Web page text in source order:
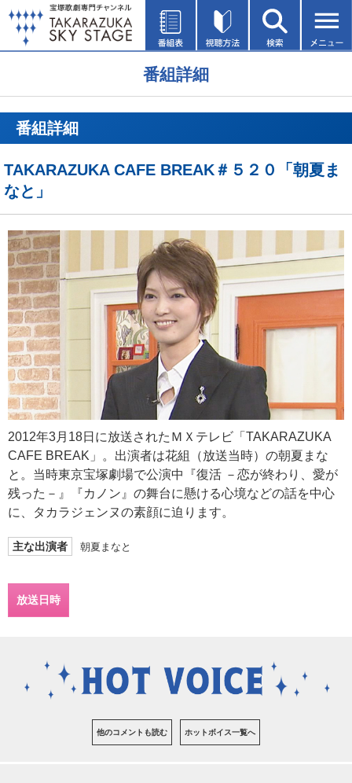
番組詳細
番組詳細
TAKARAZUKA CAFE BREAK＃５２０「朝夏ま
なと」
2012年3月18日に放送されたＭＸテレビ「TAKARAZUKA
CAFE BREAK」。出演者は花組（放送当時）の朝夏まな
と。当時東京宝塚劇場で公演中『復活 －恋が終わり、愛が
残った－』『カノン』の舞台に懸ける心境などの話を中心
に、タカラジェンヌの素顔に迫ります。
主な出演者 朝夏まなと
放送日時
他のコメントも読む ホットボイス一覧へ